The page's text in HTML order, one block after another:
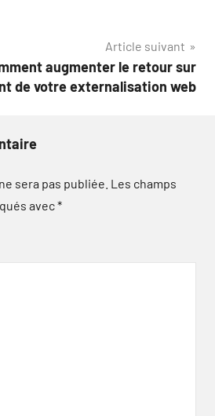
Article suivant
augmenter le retour sur
de votre externalisation web
sera pas publiée. Les champs
avec*